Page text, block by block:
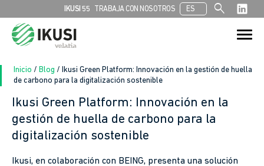
IKUSI 55 TRABAJA CON NOSOTROS ES search
Buscar:
Botón de
Inicio / Blog / Ikusi Green Platform: Innovación en la gestión de huella
de carbono para la digitalización sostenible
Ikusi Green Platform: Innovación en la
gestión de huella de carbono para la
digitalización sostenible
Ikusi, en colaboración con BEING, presenta una solución